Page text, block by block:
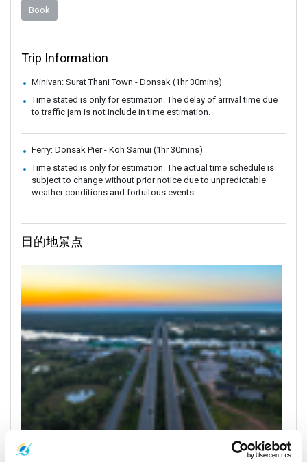
Book
Trip Information
Minivan: Surat Thani Town - Donsak (1hr 30mins)
Time stated is only for estimation. The delay of arrival time due
to traffic jam is not include in time estimation.
Ferry: Donsak Pier - Koh Samui (1hr 30mins)
Time stated is only for estimation. The actual time schedule is
subject to change without prior notice due to unpredictable
weather conditions and fortuitous events.
目的地景点
Surat Thani Town